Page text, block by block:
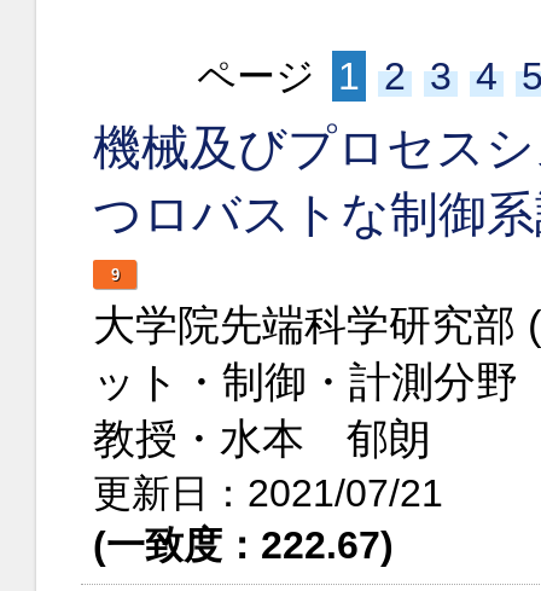
ページ 1 2 3 4
機械及びプロセス
つロバストな制御
9
大学院先端科学研究
ット・制御・計測分野
教授・水本 郁朗
更新日：2021/07/21
(一致度：222.67)